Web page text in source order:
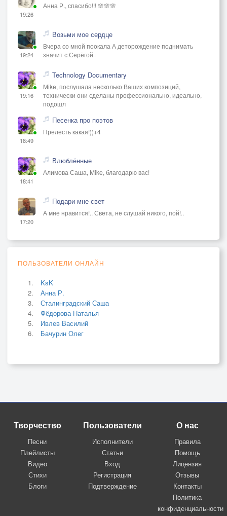
19:26
Анна Р., спасибо!!! 🌸🌸🌸
19:24
Возьми мое сердце
Вчера со мной поокала А деторождение поднимать
значит с Серёгой+
19:16
Technology Documentary
Mike, послушала несколько Ваших композиций,
технически они сделаны профессионально, идеально,
подошл
18:49
Песенка про поэтов
Прелесть какая!))+4
18:41
Влюблённые
Алимова Саша, Mike, благодарю вас!
17:20
Подари мне свет
А мне нравится!.. Света, не слушай никого, пой!..
ПОЛЬЗОВАТЕЛИ ОНЛАЙН
KsK
Анна Р.
Сталинградский Саша
Фёдорова Наталья
Ивлев Василий
Бачурин Олег
Творчество
Песни
Плейлисты
Видео
Стихи
Блоги
Пользователи
Исполнители
Статьи
Вход
Регистрация
Подтверждение
О нас
Правила
Помощь
Лицензия
Отзывы
Контакты
Политика
конфиденциальности